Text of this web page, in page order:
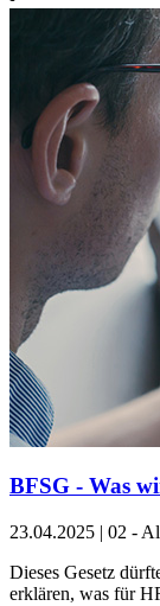
BFSG - Was
23.04.2025 | 02 -
Dieses Gesetz
erklären, was für